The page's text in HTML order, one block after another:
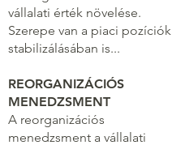
vállalati érték növelése.
Szerepe van a piaci pozíciók
stabilizálásában is...
REORGANIZÁCIÓS
MENEDZSMENT
A reorganizációs
menedzsment a vállalati